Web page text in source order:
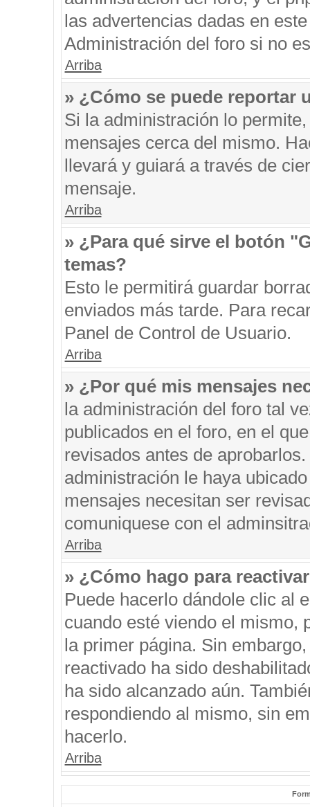
las advertencias dadas en
Administración del foro si no
Arriba
» ¿Cómo se puede reportar
Si la administración lo
mensajes cerca del mismo.
llevará y guiará a través de
mensaje.
Arriba
» ¿Para qué sirve el botón
temas?
Esto le permitirá guardar
enviados más tarde. Para
Panel de Control de Usuario.
Arriba
» ¿Por qué mis mensajes
la administración del foro tal
publicados en el foro, en el
revisados antes de
administración le haya
mensajes necesitan ser
comuniquese con el
Arriba
» ¿Cómo hago para
Puede hacerlo dándole clic al
cuando esté viendo el mismo,
la primer página. Sin
reactivado ha sido
ha sido alcanzado aún.
respondiendo al mismo, sin
hacerlo.
Arriba